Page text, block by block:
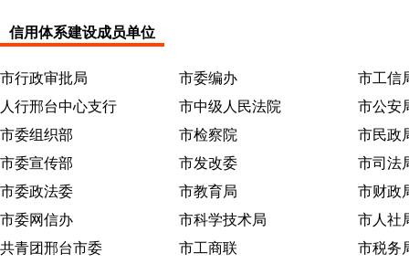
信用体系建设成员单位
市行政审批局
人行邢台中心支行
市委组织部
市委宣传部
市委政法委
市委网信办
共青团邢台市委
市委编办
市中级人民法院
市检察院
市发改委
市教育局
市科学技术局
市工商联
市工信
市公安
市民政
市司法
市财政
市人社
市税务